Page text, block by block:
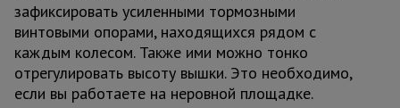
зафиксировать усиленными тормозными
винтовыми опорами, находящихся рядом с
каждым колесом. Также ими можно тонко
отрегулировать высоту вышки. Это необходимо,
если вы работаете на неровной площадке.